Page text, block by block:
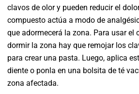
clavos de olor y pueden reducir el
compuesto actúa a modo de
que adormecerá la zona. Para usar el
dormir la zona hay que remojar los
para crear una pasta. Luego, aplica
diente o ponla en una bolsita de té
zona afectada.